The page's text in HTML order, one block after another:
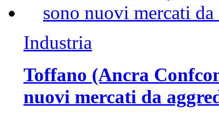
Industria
Toffano (Ancra
nuovi mercati da